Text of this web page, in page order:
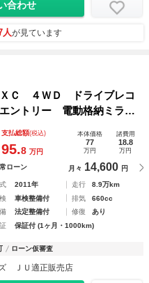
合わせ
人が見ています
Ｃ ４ＷＤ ドライブレコ
トリー 電動格納ミラ
アルミホイール 衝突安
支払総額(税込)
95.8 万円
本体価格
77
万円
諸費用
18.8
万円
ローン 月々 14,600 円
2011年 走行
8.9万km
車検整備付 排気
660cc
法定整備付 修復
あり
保証付 (1ヶ月・1000km)
ローン仮審査
ＪＵ適正販売店